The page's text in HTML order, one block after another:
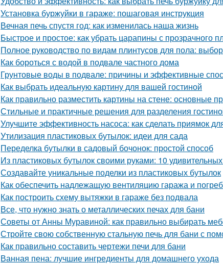
Установка буржуйки в гараже: пошаговая инструкция
Вечная печь спустя год: как изменилась наша жизнь
Быстрое и простое: как убрать царапины с прозрачного
Полное руководство по видам плинтусов для пола:
Как бороться с водой в подвале частного дома
Грунтовые воды в подвале: причины и эффективные
Как выбрать идеальную картину для вашей гостиной
Как правильно разместить картины на стене: основные
Стильные и практичные решения для разделения
Улучшите эффективность насоса: как сделать приямок
Утилизация пластиковых бутылок: идеи для сада
Переделка бутылки в садовый бочонок: простой способ
Из пластиковых бутылок своими руками: 10
Создавайте уникальные поделки из пластиковых бутылок
Как обеспечить надлежащую вентиляцию гаража и
Как построить схему вытяжки в гараже без подвала
Все, что нужно знать о металлических печах для бани
Советы от Анны Муравиной: как правильно выбирать
Стройте свою собственную стальную печь для бани с
Как правильно составить чертежи печи для бани
Ванная пена: лучшие ингредиенты для домашнего ухода